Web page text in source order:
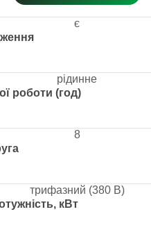
роботи (год)
кВт
є
рідинне
8
трифазний (380 В)